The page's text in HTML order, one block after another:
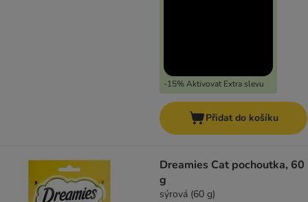
-15% Aktivovat Extra slevu
Přidat do košíku
Dreamies Cat pochoutka, 60
g
sýrová (60 g)